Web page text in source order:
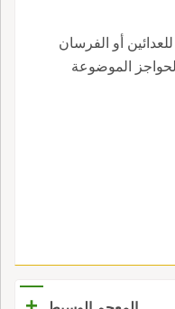
أو الفرسان
الموضوعة